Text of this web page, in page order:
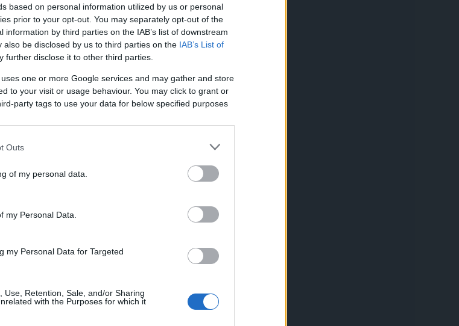
based on personal information utilized by us or personal
prior to your opt-out. You may separately opt-out of the
by third parties on the IAB’s list of downstream
be disclosed by us to third parties on the IAB’s List of
further disclose it to other third parties.
one or more Google services and may gather and store
to your visit or usage behaviour. You may click to grant or
party tags to use your data for below specified purposes
Outs
of my personal data.
my Personal Data.
my Personal Data for Targeted
Use, Retention, Sale, and/or Sharing
with the Purposes for which it